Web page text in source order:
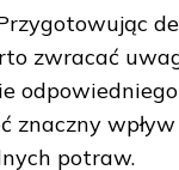
zwracać
znaczny
potraw.